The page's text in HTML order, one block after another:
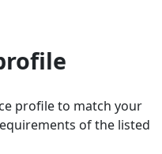
profile to match your
of the listed